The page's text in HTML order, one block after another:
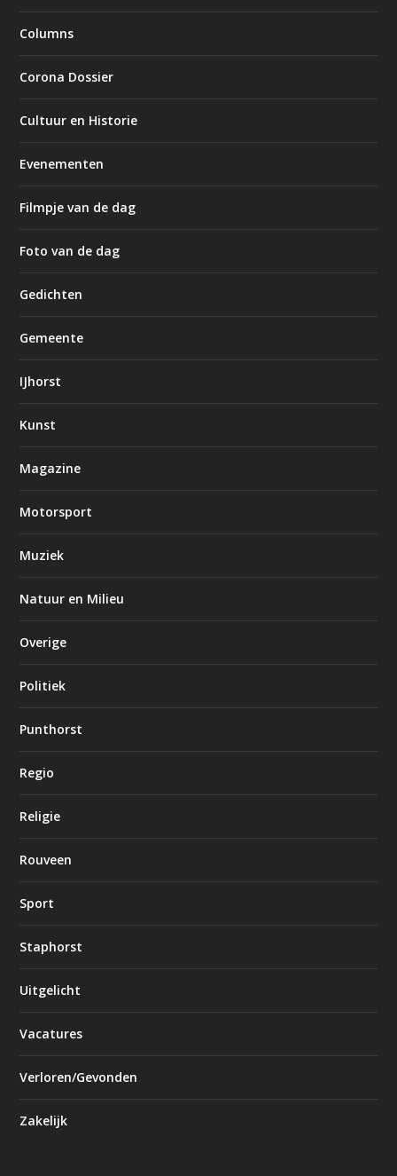
Columns
Corona Dossier
Cultuur en Historie
Evenementen
Filmpje van de dag
Foto van de dag
Gedichten
Gemeente
IJhorst
Kunst
Magazine
Motorsport
Muziek
Natuur en Milieu
Overige
Politiek
Punthorst
Regio
Religie
Rouveen
Sport
Staphorst
Uitgelicht
Vacatures
Verloren/Gevonden
Zakelijk